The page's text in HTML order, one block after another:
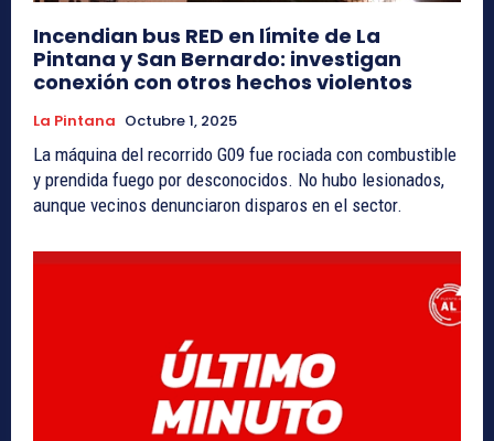
Incendian bus RED en límite de La
Pintana y San Bernardo: investigan
conexión con otros hechos violentos
La Pintana Octubre 1, 2025
La máquina del recorrido G09 fue rociada con combustible
y prendida fuego por desconocidos. No hubo lesionados,
aunque vecinos denunciaron disparos en el sector.